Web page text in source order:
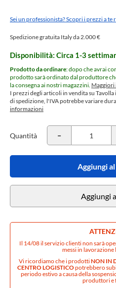
Sei un professionista? Scopri i prezzi a te
Spedizione gratuita Italy da 2.000 €
Disponibilità: Circa 1-3
Prodotto da ordinare: dopo che avrai
prodotto sarà ordinato dal produttore
la consegna ai nostri magazzini.
I prezzi degli articoli in vendita su
di spedizione, l'IVA potrebbe variare
informazioni
Quantità -
Aggiungi
Aggiungi
Il 14/08 il servizio clienti non sarà
messi in lavorazione
Vi ricordiamo che i prodottiNON IN
CENTRO LOGISTICOpotrebbero
periodo estivo a causa della
produttori e